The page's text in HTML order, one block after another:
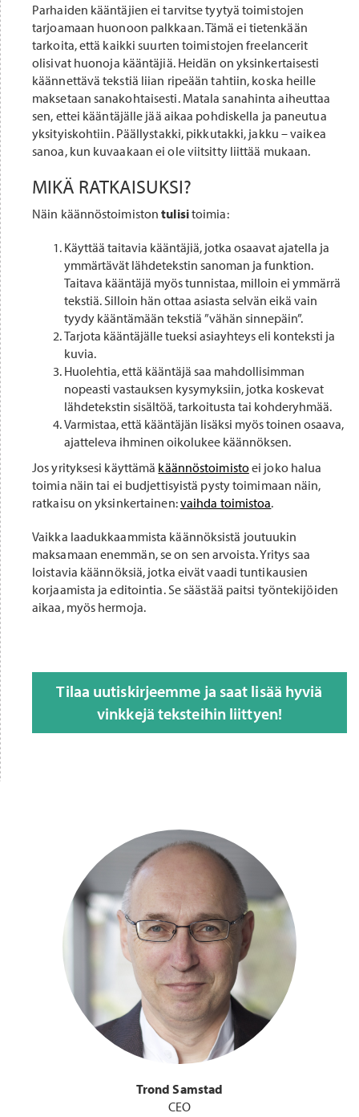
Parhaiden kääntäjien ei tarvitse tyytyä toimistojen
tarjoamaan huonoon palkkaan. Tämä ei tietenkään
tarkoita, että kaikki suurten toimistojen freelancerit
olisivat huonoja kääntäjiä. Heidän on yksinkertaisesti
käännettävä tekstiä liian ripeään tahtiin, koska heille
maksetaan sanakohtaisesti. Matala sanahinta aiheuttaa
sen, ettei kääntäjälle jää aikaa pohdiskella ja paneutua
yksityiskohtiin. Päällystakki, pikkutakki, jakku – vaikea
sanoa, kun kuvaakaan ei ole viitsitty liittää mukaan.
MIKÄ RATKAISUKSI?
Näin käännöstoimistontulisitoimia:
Käyttää taitavia kääntäjiä, jotka osaavat ajatella ja
ymmärtävät lähdetekstin sanoman ja funktion.
Taitava kääntäjä myös tunnistaa, milloin ei ymmärrä
tekstiä. Silloin hän ottaa asiasta selvän eikä vain
tyydy kääntämään tekstiä ”vähän sinnepäin”.
Tarjota kääntäjälle tueksi asiayhteys eli konteksti ja
kuvia.
Huolehtia, että kääntäjä saa mahdollisimman
nopeasti vastauksen kysymyksiin, jotka koskevat
lähdetekstin sisältöä, tarkoitusta tai kohderyhmää.
Varmistaa, että kääntäjän lisäksi myös toinen osaava,
ajatteleva ihminen oikolukee käännöksen.
Jos yrityksesi käyttämä käännöstoimistoei joko halua
toimia näin tai ei budjettisyistä pysty toimimaan näin,
ratkaisu on yksinkertainen:vaihda toimistoa.
Vaikka laadukkaammista käännöksistä joutuukin
maksamaan enemmän, se on sen arvoista. Yritys saa
loistavia käännöksiä, jotka eivät vaadi tuntikausien
korjaamista ja editointia. Se säästää paitsi työntekijöiden
aikaa, myös hermoja.
Tilaa uutiskirjeemme ja saat lisää hyviä
vinkkejä teksteihin liittyen!
Trond Samstad
CEO